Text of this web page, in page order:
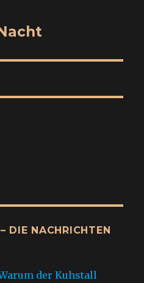
DIE NACHRICHTEN
der Kuhstall